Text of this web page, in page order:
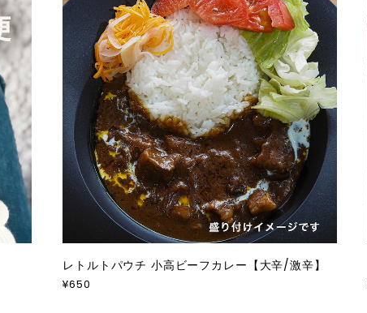
レトルトパウチ 小高ビーフカレー【大辛/激辛】
¥650